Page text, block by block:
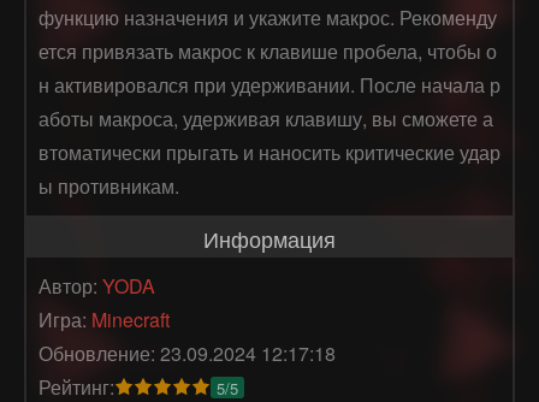
функцию назначения и укажите макрос. Рекоменду
ется привязать макрос к клавише пробела, чтобы о
н активировался при удерживании. После начала р
аботы макроса, удерживая клавишу, вы сможете а
втоматически прыгать и наносить критические удар
ы противникам.
Информация
Автор: YODA
Игра: Minecraft
Обновление: 23.09.2024 12:17:18
Рейтинг:
5/5